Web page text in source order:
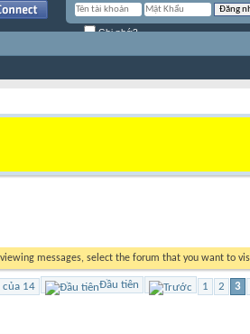
Ghi nhớ?
messages, select the forum that you want to
của 14 Đầu tiên 1 2 3